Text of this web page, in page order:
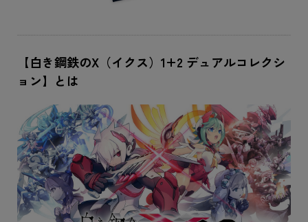
【白き鋼鉄のX（イクス）1+2 デュアルコレクシ
ョン】とは